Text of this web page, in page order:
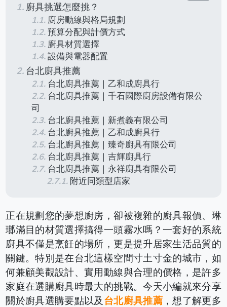
廚具挑選怎麼挑？
廚房動線與格局規劃
預算分配與計價方式
廚具材質選擇
設備與電器配置
台北廚具推薦
台北廚具推薦｜乙和成廚具行
台北廚具推薦｜千石國際廚房設備有限公
司
台北廚具推薦｜新煮義有限公司
台北廚具推薦｜乙和成廚具行
台北廚具推薦｜臻奇廚具有限公司
台北廚具推薦｜吉輝廚具行
台北廚具推薦｜永祥廚具有限公司
附近同類型店家
正在規劃您的夢想廚房，卻被複雜的廚具報價、琳
瑯滿目的材質選擇搞得一頭霧水嗎？一套好的系統
廚具不僅是烹飪的場所，更是提升居家生活品質的
關鍵。特別是在台北這樣空間寸土寸金的城市，如
何兼顧美觀設計、實用動線與合理的價格，是許多
家庭在選購廚具時最大的挑戰。今天小編就來分享
關於廚具選購要點以及 台北廚具推薦，想了解更多